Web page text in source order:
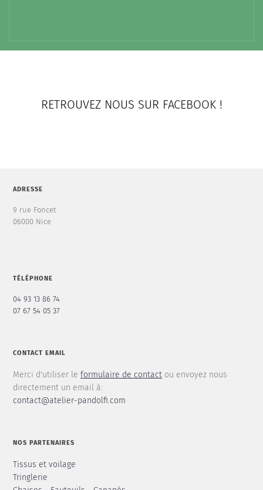
RETROUVEZ NOUS SUR FACEBOOK !
ADRESSE
9 rue Foncet
06000 Nice
TÉLÉPHONE
04 93 13 86 74
07 67 54 05 37
CONTACT EMAIL
Merci d'utiliser le formulaire de contact ou envoyez nous
directement un email à:
contact@atelier-pandolfi.com
NOS PARTENAIRES
Tissus et voilage
Tringlerie